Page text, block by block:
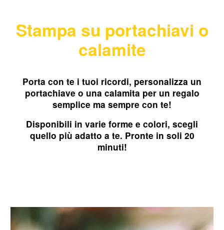
Stampa su portachiavi o
calamite
Porta con te i tuoi ricordi, personalizza un
portachiave o una calamita per un regalo
semplice ma sempre con te!
Disponibili in varie forme e colori, scegli
quello più adatto a te. Pronte in soli 20
minuti!